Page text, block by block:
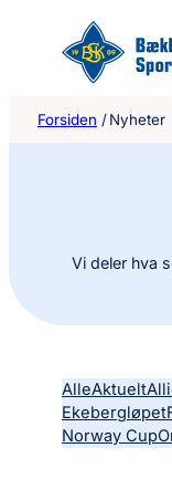
Forsiden /Nyheter
Vi deler hva
AlleAktuelt
Ekebergløpet
Norway Cup